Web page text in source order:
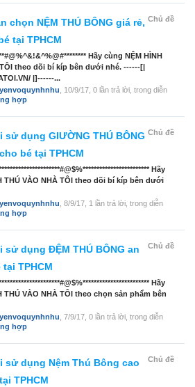
Chủ đề
chọn NỆM THÚ BÔNG giá rẻ,
tại TPHCM
Hãy cùng NỆM HÌNH
theo dõi bí kíp bên dưới nhé. ------[|
|]------...
10/9/17 , 0 lần trả lời, trong diễn
hợp
Chủ đề
dụng GIƯỜNG THÚ BÔNG
bé tại TPHCM
Hãy
THÚ VÀO NHÀ TÔI theo dõi bí kíp bên dưới
8/9/17 , 1 lần trả lời, trong diễn
hợp
Chủ đề
sử dụng ĐỆM THÚ BÔNG an
TPHCM
Hãy
THÚ VÀO NHÀ TÔI theo chọn sản phẩm bên
7/9/17 , 0 lần trả lời, trong diễn
hợp
Chủ đề
sử dụng Nệm Thú Bông cao
TPHCM